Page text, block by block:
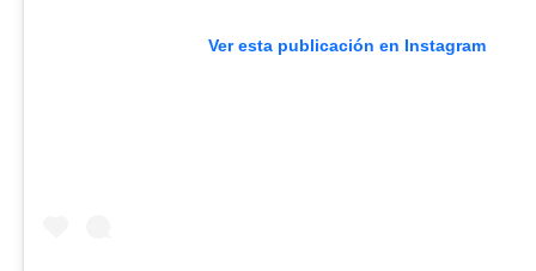
Ver esta publicación en Instagram